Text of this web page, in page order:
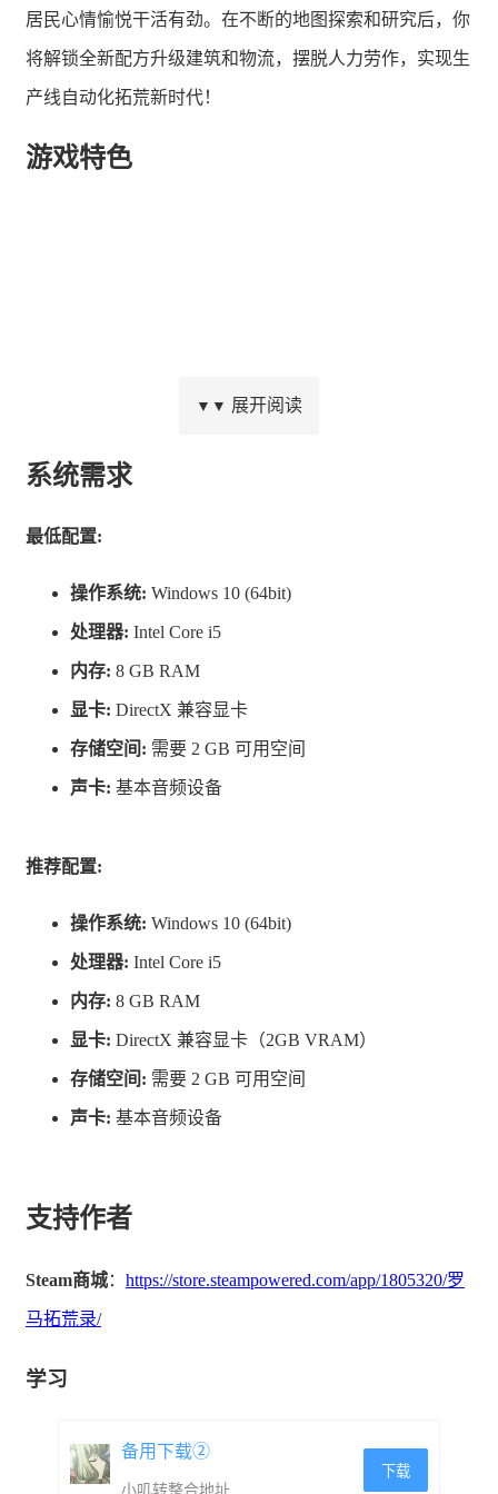
居民心情愉悦干活有劲。在不断的地图探索和研究后，你
将解锁全新配方升级建筑和物流，摆脱人力劳作，实现生
产线自动化拓荒新时代！
游戏特色
石头木材你可以捡起来,顶头上,放包里或者扔着玩，没什
（红蘑菇）和其他消耗品获得增益。 等得到神的眷顾
罗马陨落之后，诸神便失去了绝大部分信徒，其神力也随
神明所解锁的增益和技术都各有不同，你和好友的选择至
关重要！
▼▼ 展开阅读
系统需求
最低配置:
操作系统: Windows 10 (64bit)
处理器: Intel Core i5
内存: 8 GB RAM
显卡: DirectX 兼容显卡
存储空间: 需要 2 GB 可用空间
声卡: 基本音频设备
推荐配置:
操作系统: Windows 10 (64bit)
处理器: Intel Core i5
内存: 8 GB RAM
显卡: DirectX 兼容显卡（2GB VRAM）
存储空间: 需要 2 GB 可用空间
声卡: 基本音频设备
支持作者
Steam商城： https://store.steampowered.com/app/1805320/罗
马拓荒录/
学习
备用下载②
小叽转整合地址
下载